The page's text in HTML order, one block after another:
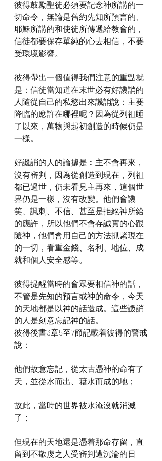
彼得鼓勵聖徒必須要記念神所講的一
切命令，無論是舊約先知所預言的、
耶穌所講的和使徒所傳遞給教會的，
信徒都要保存單純的心去相信，不要
受環境影響。
彼得帶出一個值得我們注意的重點就
是：信徒當知道在末世必有好譏誚的
人隨從自己的私慾出來譏誚說：主要
降臨的應許在哪裡呢？因為從列祖睡
了以來，萬物與起初創造的時候仍是
一樣。
好譏誚的人的論據是︰主不會再來，
沒有審判，因為從創造到現在，列祖
都已過世，仍未看見主再來，這個世
界仍是一樣，沒有改變。他們會譏
笑、諷刺、不信、甚至是拒絕神所給
的應許，所以他們不會存誠實的心跟
隨神，他們會用自己的方法抓緊現在
的一切，看重金錢、名利、地位、成
就和個人安全感等。
彼得提醒當時的會眾要相信神的話，
不管是先知的預言或神的命令，今天
的天地都是以神的話造成。這些譏誚
的人是刻意忘記神的話。
彼得後書3章5至7節記載着彼得的警戒
說：
他們故意忘記，從太古憑神的命有了
天，並從水而出、藉水而成的地；
故此，當時的世界被水淹沒就消滅
了；
但現在的天地還是憑着那命存留，直
留到不敬虔之人受審判遭沉淪的日